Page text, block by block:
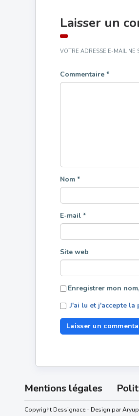
Laisser un
VOTRE ADRESSE E-MAIL NE
Commentaire *
Nom *
E-mail *
Site web
Enregistrer mon
J'ai lu et j'accepte
Mentions légales
Copyright Dessignace - Design par Aryup